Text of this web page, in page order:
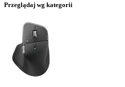
Przeglądaj wg kategorii